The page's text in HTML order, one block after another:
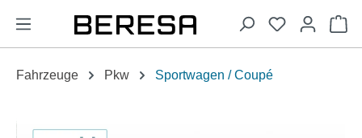
springen
Fahrzeuge Pkw Sportwagen / Coupé
Bildergalerie überspringen